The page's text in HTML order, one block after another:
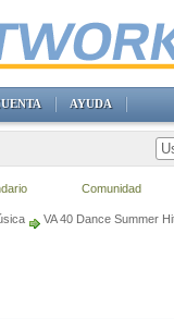
VA 40 Dance Summer
AYUDA
Comunidad